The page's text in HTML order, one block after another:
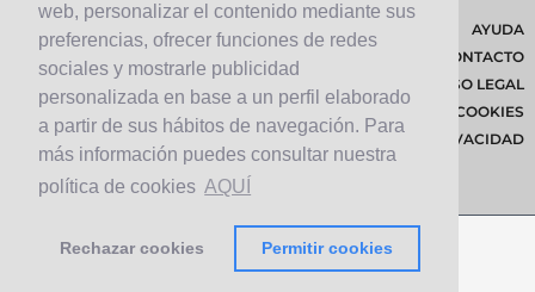
web, personalizar el contenido mediante sus
preferencias, ofrecer funciones de redes
sociales y mostrarle publicidad
personalizada en base a un perfil elaborado
a partir de sus hábitos de navegación. Para
más información puedes consultar nuestra
política de cookies AQUÍ
Rechazar cookies Permitir cookies
AYUDA
CONTACTO
AVISO LEGAL
POLÍTICA DE COOKIES
POLÍTICA DE PRIVACIDAD
Diseñado porSolucionet.com